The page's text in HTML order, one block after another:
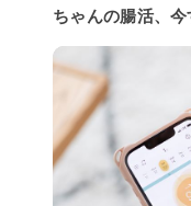
ちゃんの腸活、今